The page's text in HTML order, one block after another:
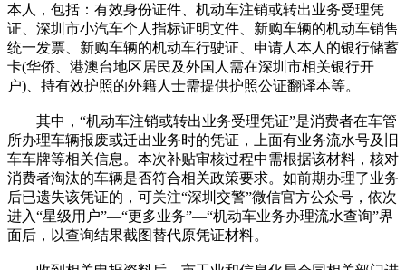
本人，包括：有效身份证件、机动车注销或转出业务受理凭
证、深圳市小汽车个人指标证明文件、新购车辆的机动车销售
统一发票、新购车辆的机动车行驶证、申请人本人的银行储蓄
卡(华侨、港澳台地区居民及外国人需在深圳市相关银行开
户)、持有效护照的外籍人士需提供护照公证翻译本等。
其中，“机动车注销或转出业务受理凭证”是消费者在车管
所办理车辆报废或迁出业务时的凭证，上面有业务流水号及旧
车车牌等相关信息。本次补贴审核过程中需根据该材料，核对
消费者淘汰的车辆是否符合相关政策要求。如前期办理了业务
后已遗失该凭证的，可关注“深圳交警”微信官方公众号，依次
进入“星级用户”—“更多业务”—“机动车业务办理流水查询”界
面后，以查询结果截图替代原凭证材料。